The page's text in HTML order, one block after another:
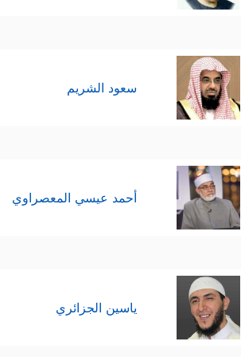
قَبۡلَكَ مِن نَّذِیرࣲ
وَكَذَّبَ ٱلَّذِینَ مِن
خامسًا: يضع القرآن قاعدةً في
أصول الدين، وفي التصوُّرات
نتحاور لنكشف أنفسَنا، ونتعرَّف
للجلوس على بساط الحوار،
عندهم من جاهٍ أو مالٍ.
سعود الشريم
أحمد عيسي المعصراوي
ياسين الجزائري